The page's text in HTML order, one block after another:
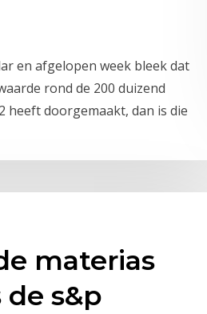
en afgelopen week bleek dat
rond de 200 duizend
heeft doorgemaakt, dan is die
materias
s&p